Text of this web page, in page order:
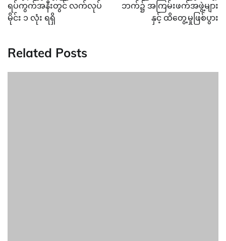
ရပ်ကွက်အနီးတွင် လက်လုပ်
မိုင်း ၁ လုံး ရရှိ
ဘက်၌ အကြမ်းဖက်အဖွဲ့များ
နှင့် ထိတွေ့မှုဖြစ်ပွား
Related Posts